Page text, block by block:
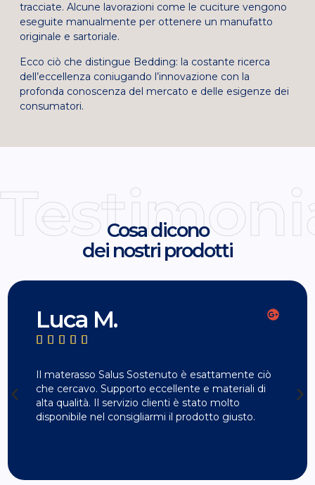
tracciate. Alcune lavorazioni come le cuciture vengono
eseguite manualmente per ottenere un manufatto
originale e sartoriale.
Ecco ciò che distingue Bedding: la costante ricerca
dell’eccellenza coniugando l’innovazione con la
profonda conoscenza del mercato e delle esigenze dei
consumatori.
Cosa dicono
dei nostri prodotti
Luca M.
    
Il materasso Salus Sostenuto è esattamente ciò
che cercavo. Supporto eccellente e materiali di
alta qualità. Il servizio clienti è stato molto
disponibile nel consigliarmi il prodotto giusto.